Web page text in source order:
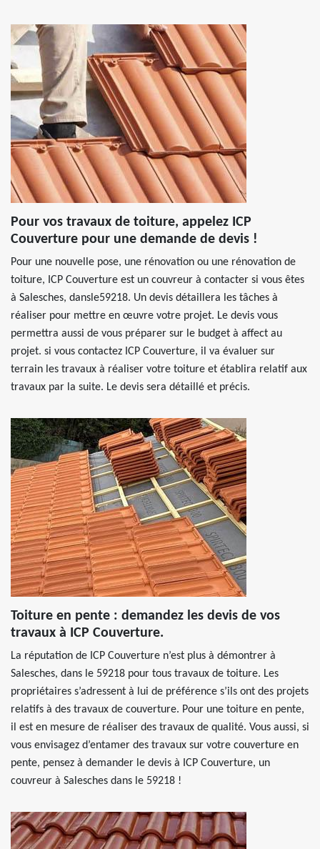
Pour vos travaux de toiture, appelez ICP
Couverture pour une demande de devis !
Pour une nouvelle pose, une rénovation ou une rénovation de
toiture, ICP Couverture est un couvreur à contacter si vous êtes
à Salesches, dansle59218. Un devis détaillera les tâches à
réaliser pour mettre en œuvre votre projet. Le devis vous
permettra aussi de vous préparer sur le budget à affect au
projet. si vous contactez ICP Couverture, il va évaluer sur
terrain les travaux à réaliser votre toiture et établira relatif aux
travaux par la suite. Le devis sera détaillé et précis.
Toiture en pente : demandez les devis de vos
travaux à ICP Couverture.
La réputation de ICP Couverture n’est plus à démontrer à
Salesches, dans le 59218 pour tous travaux de toiture. Les
propriétaires s’adressent à lui de préférence s’ils ont des projets
relatifs à des travaux de couverture. Pour une toiture en pente,
il est en mesure de réaliser des travaux de qualité. Vous aussi, si
vous envisagez d’entamer des travaux sur votre couverture en
pente, pensez à demander le devis à ICP Couverture, un
couvreur à Salesches dans le 59218 !